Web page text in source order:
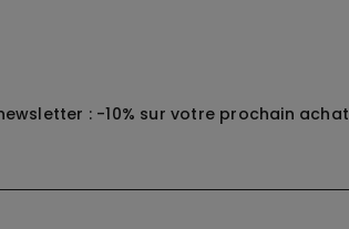
: -10% sur votre prochain achat